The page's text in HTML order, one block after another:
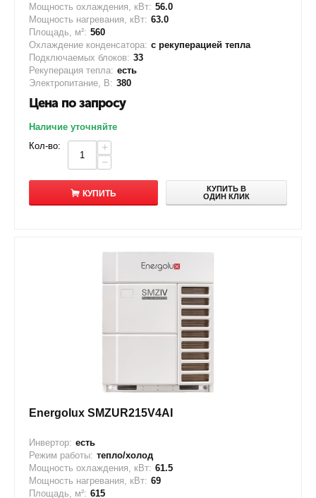
Мощность охлаждения, кВт: 56.0
Мощность нагревания, кВт: 63.0
Площадь, м²: 560
Охлаждение конденсатора: с рекуперацией тепла
Подключаемых блоков: 33
Рекуперация тепла: есть
Электропитание, В: 380
Цена по запросу
Наличие уточняйте
Кол-во:
+
−
КУПИТЬ
КУПИТЬ В
ОДИН КЛИК
Energolux SMZUR215V4AI
Инвертор: есть
Режим работы: тепло/холод
Мощность охлаждения, кВт: 61.5
Мощность нагревания, кВт: 69
Площадь, м²: 615